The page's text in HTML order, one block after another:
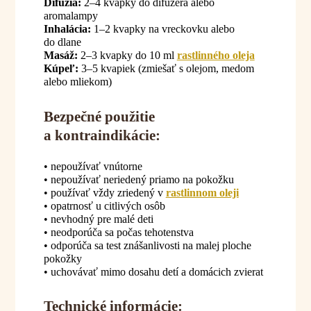
Difúzia: 2–4 kvapky do difuzéra alebo
aromalampy
Inhalácia: 1–2 kvapky na vreckovku alebo
do dlane
Masáž: 2–3 kvapky do 10 ml rastlinného oleja
Kúpeľ: 3–5 kvapiek (zmiešať s olejom, medom
alebo mliekom)
Bezpečné použitie
a kontraindikácie:
• nepoužívať vnútorne
• nepoužívať neriedený priamo na pokožku
• používať vždy zriedený v rastlinnom oleji
• opatrnosť u citlivých osôb
• nevhodný pre malé deti
• neodporúča sa počas tehotenstva
• odporúča sa test znášanlivosti na malej ploche
pokožky
• uchovávať mimo dosahu detí a domácich zvierat
Technické informácie: